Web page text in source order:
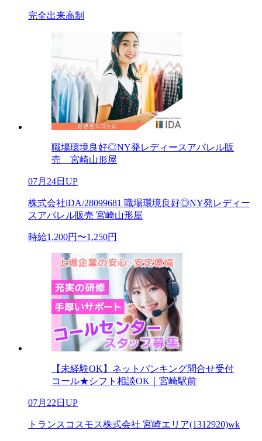
完全出来高制
職場環境良好◎NY発レディースアパレル販
売 宮崎山形屋
07月24日UP
株式会社iDA/28099681 職場環境良好◎NY発レディー
スアパレル販売 宮崎山形屋
時給1,200円〜1,250円
【未経験OK】ネットバンキング問合せ受付
コール★シフト相談OK｜宮崎駅前
07月22日UP
トランスコスモス株式会社 宮崎エリア(1312920)wk